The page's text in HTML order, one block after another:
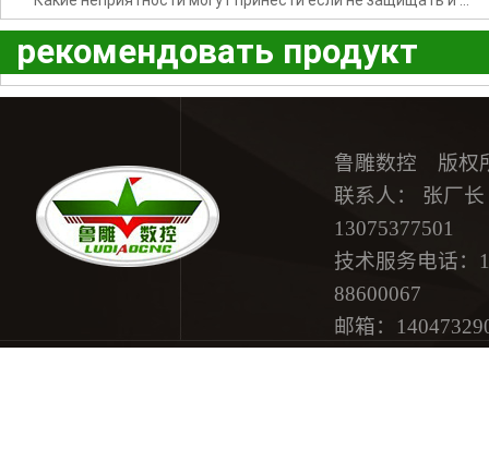
рекомендовать продукт
鲁雕数控 版权
联系人： 张厂长
13075377501
技术服务电话：
88600067
邮箱：